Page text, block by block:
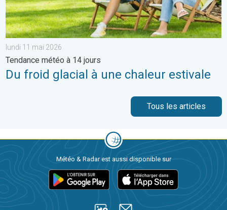
lundi 11 mai 2026
Tendance météo à 14 jours
Du froid glacial à une chaleur estivale
Tous les articles
Météo & Radar est aussi disponible sur